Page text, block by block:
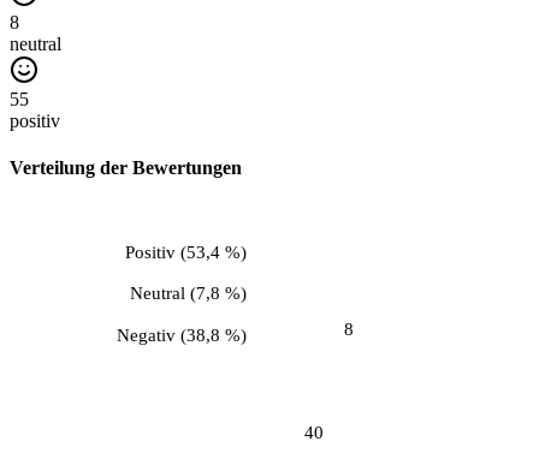
8
neutral
55
positiv
Verteilung der Bewertungen
40
Negativ(38,8 %) 8
Neutral(7,8 %)
Positiv(53,4 %)